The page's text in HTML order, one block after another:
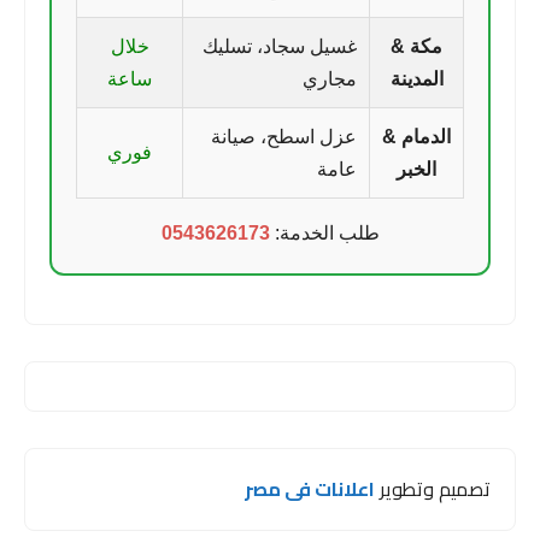
مكة &
المدينة
غسيل سجاد، تسليك
مجاري
خلال
ساعة
الدمام &
الخبر
عزل اسطح، صيانة
عامة
فوري
طلب الخدمة:0543626173
تصميم وتطويراعلانات فى مصر